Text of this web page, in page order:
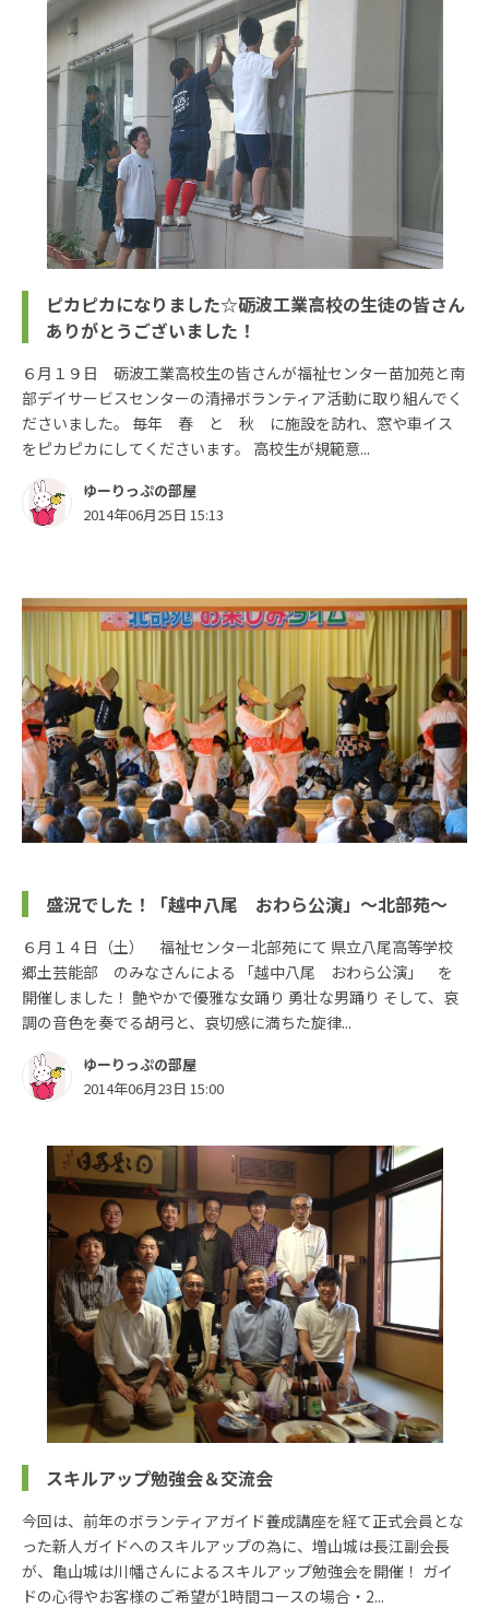
ピカピカになりました☆砺波工業高校の生徒の皆さん
ありがとうございました！
６月１９日 砺波工業高校生の皆さんが福祉センター苗加苑と南
部デイサービスセンターの清掃ボランティア活動に取り組んでく
ださいました。 毎年 春 と 秋 に施設を訪れ、窓や車イス
をピカピカにしてくださいます。 高校生が規範意...
ゆーりっぷの部屋
2014年06月25日 15:13
盛況でした！「越中八尾 おわら公演」～北部苑～
６月１４日（土） 福祉センター北部苑にて 県立八尾高等学校
郷土芸能部 のみなさんによる 「越中八尾 おわら公演」 を
開催しました！ 艶やかで優雅な女踊り 勇壮な男踊り そして、哀
調の音色を奏でる胡弓と、哀切感に満ちた旋律...
ゆーりっぷの部屋
2014年06月23日 15:00
スキルアップ勉強会＆交流会
今回は、前年のボランティアガイド養成講座を経て正式会員とな
った新人ガイドへのスキルアップの為に、増山城は長江副会長
が、亀山城は川幡さんによるスキルアップ勉強会を開催！ ガイ
ドの心得やお客様のご希望が1時間コースの場合・2...